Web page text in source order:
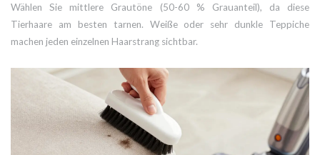
Wählen Sie mittlere Grautöne (50-60 % Grauanteil), da diese
Tierhaare am besten tarnen. Weiße oder sehr dunkle Teppiche
machen jeden einzelnen Haarstrang sichtbar.